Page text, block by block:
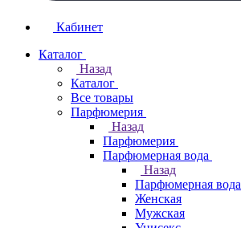
Кабинет
Каталог
Назад
Каталог
Все товары
Парфюмерия
Назад
Парфюмерия
Парфюмерная вода
Назад
Парфюмерная вода
Женская
Мужская